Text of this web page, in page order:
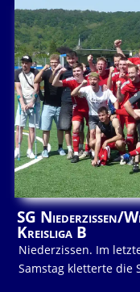
SG Niederzissen/
Kreisliga B
Niederzissen. Im
Samstag kletterte die